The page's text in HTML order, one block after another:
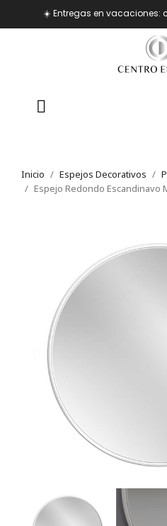
☀️ Entregas en vacaciones:
Inicio Espejos Decorativos
Espejo Redondo Escandinavo